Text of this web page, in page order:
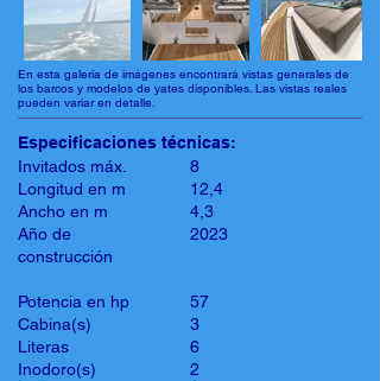
En esta galería de imágenes encontrará vistas generales de
los barcos y modelos de yates disponibles. Las vistas reales
pueden variar en detalle.
Especificaciones técnicas:
Invitados máx.
Longitud en m
Ancho en m
Año de
construcción
Potencia en hp
Cabina(s)
Literas
Inodoro(s)
8
12,4
4,3
2023
57
3
6
2